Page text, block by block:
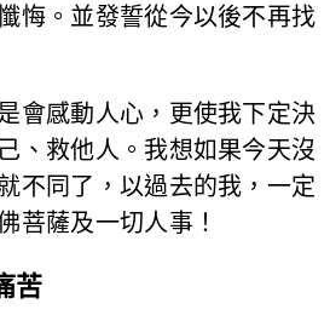
悔。並發誓從今以後不再找
會感動人心，更使我下定決
、救他人。我想如果今天沒
不同了，以過去的我，一定
菩薩及一切人事！
苦